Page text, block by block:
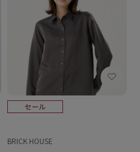
BRICK HOUSE